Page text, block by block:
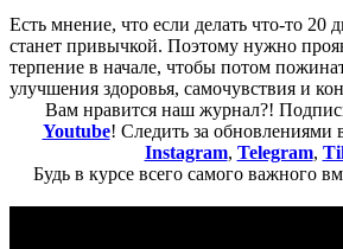
Есть мнение, что если делать что-то 20
станет привычкой. Поэтому нужно
терпение в начале, чтобы потом
улучшения здоровья, самочувствия и
Вам нравится наш журнал?!
Youtube! Следить за обновлениями
Instagram, Telegram,
Будь в курсе всего самого важного